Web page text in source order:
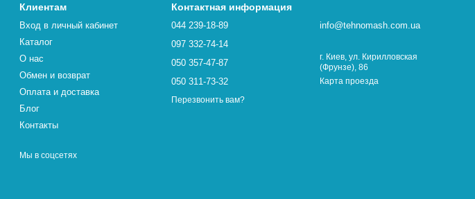
Клиентам
Вход в личный кабинет
Каталог
О нас
Обмен и возврат
Оплата и доставка
Блог
Контакты
Мы в соцсетях
Контактная информация
044 239-18-89
097 332-74-14
050 357-47-87
050 311-73-32
Перезвонить вам?
info@tehnomash.com.ua
г. Киев, ул. Кирилловская
(Фрунзе), 86
Карта проезда